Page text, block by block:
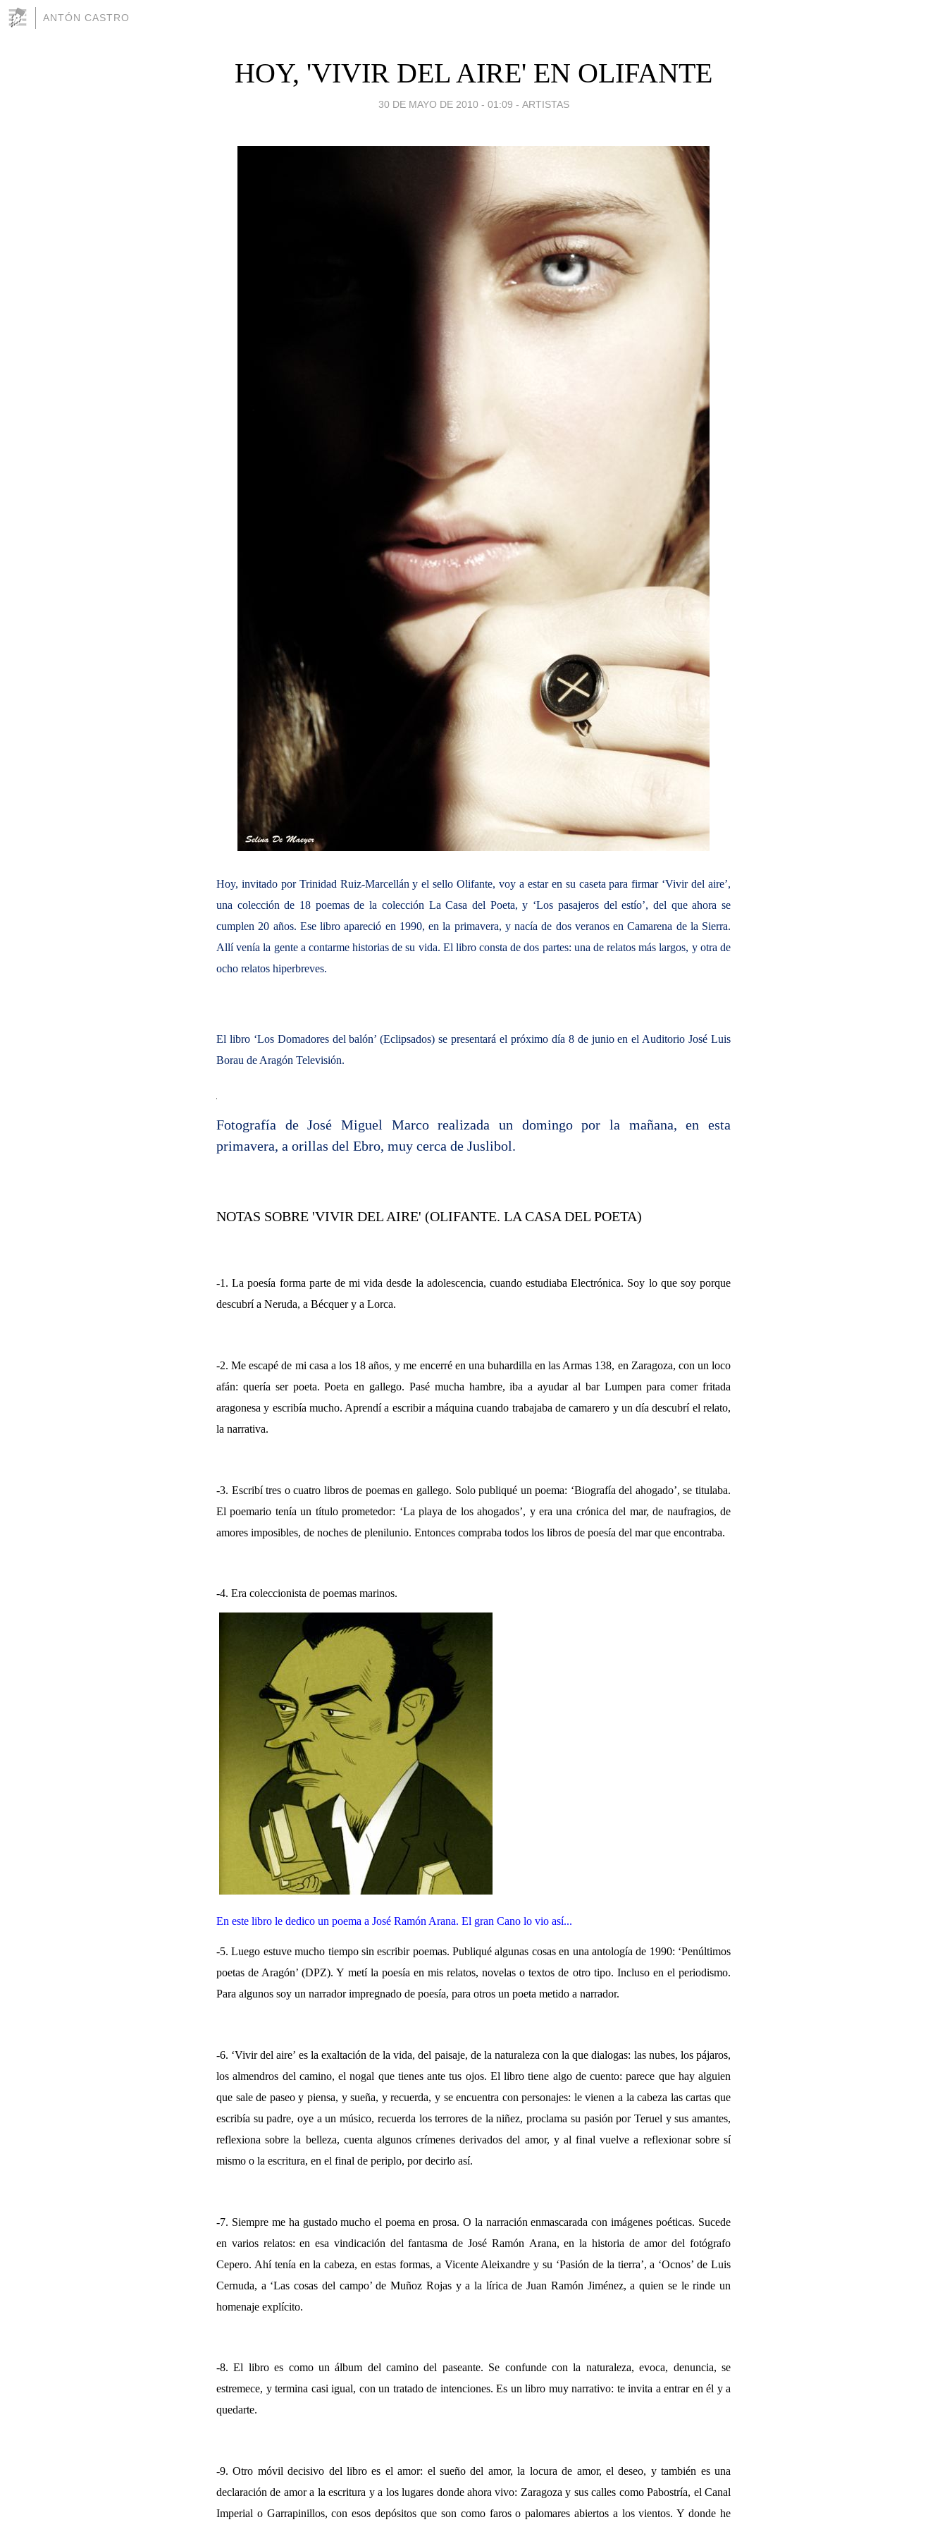
ANTÓN CASTRO
HOY, 'VIVIR DEL AIRE' EN OLIFANTE
30 DE MAYO DE 2010 - 01:09 - ARTISTAS
Hoy, invitado por Trinidad Ruiz-Marcellán y el sello Olifante, voy a estar en su caseta para firmar ‘Vivir del aire’,
una colección de 18 poemas de la colección La Casa del Poeta, y ‘Los pasajeros del estío’, del que ahora se
cumplen 20 años. Ese libro apareció en 1990, en la primavera, y nacía de dos veranos en Camarena de la Sierra.
Allí venía la gente a contarme historias de su vida. El libro consta de dos partes: una de relatos más largos, y otra de
ocho relatos hiperbreves.
El libro ‘Los Domadores del balón’ (Eclipsados) se presentará el próximo día 8 de junio en el Auditorio José Luis
Borau de Aragón Televisión.
Fotografía de José Miguel Marco realizada un domingo por la mañana, en esta
primavera, a orillas del Ebro, muy cerca de Juslibol.
NOTAS SOBRE 'VIVIR DEL AIRE' (OLIFANTE. LA CASA DEL POETA)
-1. La poesía forma parte de mi vida desde la adolescencia, cuando estudiaba Electrónica. Soy lo que soy porque
descubrí a Neruda, a Bécquer y a Lorca.
-2. Me escapé de mi casa a los 18 años, y me encerré en una buhardilla en las Armas 138, en Zaragoza, con un loco
afán: quería ser poeta. Poeta en gallego. Pasé mucha hambre, iba a ayudar al bar Lumpen para comer fritada
aragonesa y escribía mucho. Aprendí a escribir a máquina cuando trabajaba de camarero y un día descubrí el relato,
la narrativa.
-3. Escribí tres o cuatro libros de poemas en gallego. Solo publiqué un poema: ‘Biografía del ahogado’, se titulaba.
El poemario tenía un título prometedor: ‘La playa de los ahogados’, y era una crónica del mar, de naufragios, de
amores imposibles, de noches de plenilunio. Entonces compraba todos los libros de poesía del mar que encontraba.
-4. Era coleccionista de poemas marinos.
En este libro le dedico un poema a José Ramón Arana. El gran Cano lo vio así...
-5. Luego estuve mucho tiempo sin escribir poemas. Publiqué algunas cosas en una antología de 1990: ‘Penúltimos
poetas de Aragón’ (DPZ). Y metí la poesía en mis relatos, novelas o textos de otro tipo. Incluso en el periodismo.
Para algunos soy un narrador impregnado de poesía, para otros un poeta metido a narrador.
-6. ‘Vivir del aire’ es la exaltación de la vida, del paisaje, de la naturaleza con la que dialogas: las nubes, los pájaros,
los almendros del camino, el nogal que tienes ante tus ojos. El libro tiene algo de cuento: parece que hay alguien
que sale de paseo y piensa, y sueña, y recuerda, y se encuentra con personajes: le vienen a la cabeza las cartas que
escribía su padre, oye a un músico, recuerda los terrores de la niñez, proclama su pasión por Teruel y sus amantes,
reflexiona sobre la belleza, cuenta algunos crímenes derivados del amor, y al final vuelve a reflexionar sobre sí
mismo o la escritura, en el final de periplo, por decirlo así.
-7. Siempre me ha gustado mucho el poema en prosa. O la narración enmascarada con imágenes poéticas. Sucede
en varios relatos: en esa vindicación del fantasma de José Ramón Arana, en la historia de amor del fotógrafo
Cepero. Ahí tenía en la cabeza, en estas formas, a Vicente Aleixandre y su ‘Pasión de la tierra’, a ‘Ocnos’ de Luis
Cernuda, a ‘Las cosas del campo’ de Muñoz Rojas y a la lírica de Juan Ramón Jiménez, a quien se le rinde un
homenaje explícito.
-8. El libro es como un álbum del camino del paseante. Se confunde con la naturaleza, evoca, denuncia, se
estremece, y termina casi igual, con un tratado de intenciones. Es un libro muy narrativo: te invita a entrar en él y a
quedarte.
-9. Otro móvil decisivo del libro es el amor: el sueño del amor, la locura de amor, el deseo, y también es una
declaración de amor a la escritura y a los lugares donde ahora vivo: Zaragoza y sus calles como Pabostría, el Canal
Imperial o Garrapinillos, con esos depósitos que son como faros o palomares abiertos a los vientos. Y donde he